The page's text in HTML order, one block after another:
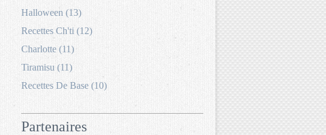
Halloween (13)
Recettes Ch'ti (12)
Charlotte (11)
Tiramisu (11)
Recettes De Base (10)
Partenaires